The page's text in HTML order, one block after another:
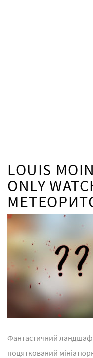
LOUIS
ONLY
Фантастичний
поцяткований